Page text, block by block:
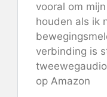
vooral om
houden als ik
verbinding is
op Amazon